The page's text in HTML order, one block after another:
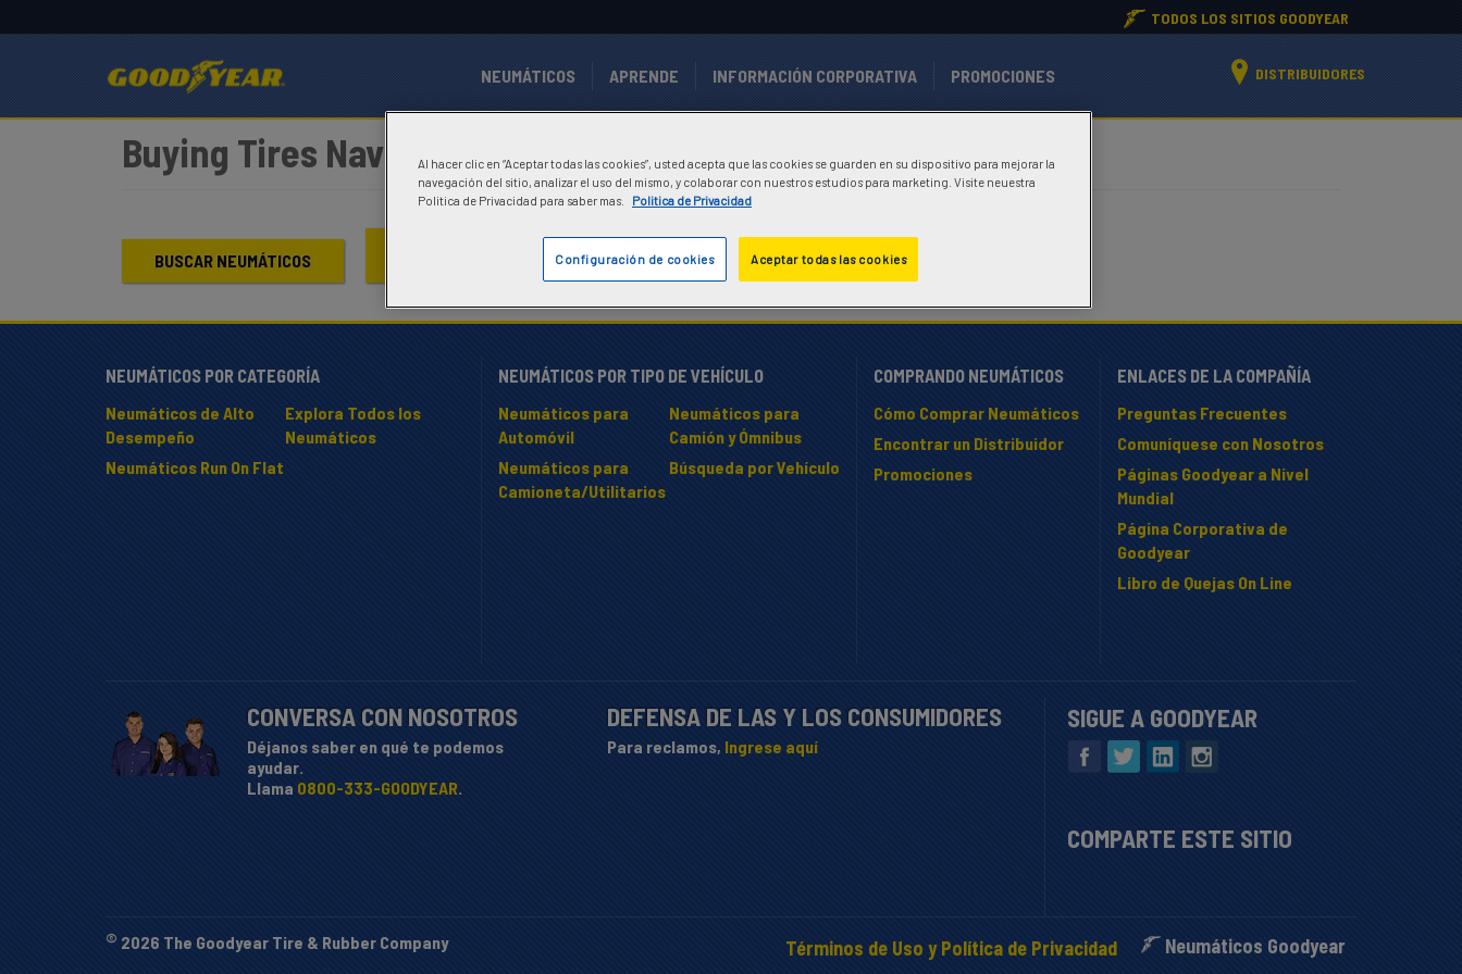
TODOS LOS SITIOS GOODYEAR
NEUMÁTICOS APRENDE INFORMACIÓN CORPORATIVA PROMOCIONES DISTRIBUIDORES
Buying Tires Nav
BUSCAR NEUMÁTICOS
ENCONTRAR DISTRIBUIDORES
NEUMÁTICOS POR CATEGORÍA
Neumáticos de Alto
Desempeño
Neumáticos Run On Flat
Explora Todos los
Neumáticos
NEUMÁTICOS POR TIPO DE VEHÍCULO
Neumáticos para
Automóvil
Neumáticos para
Camioneta/Utilitarios
Neumáticos para
Camión y Ómnibus
Búsqueda por Vehículo
COMPRANDO NEUMÁTICOS
Cómo Comprar Neumáticos
Encontrar un Distribuidor
Promociones
ENLACES DE LA COMPAÑÍA
Preguntas Frecuentes
Comuníquese con Nosotros
Páginas Goodyear a Nivel
Mundial
Página Corporativa de
Goodyear
Libro de Quejas On Line
CONVERSA CON NOSOTROS
Déjanos saber en qué te podemos
ayudar.
Llama 0800-333-GOODYEAR.
DEFENSA DE LAS Y LOS CONSUMIDORES
Para reclamos, Ingrese aquí
SIGUE A GOODYEAR
COMPARTE ESTE SITIO
© 2026 The Goodyear Tire & Rubber Company Neumáticos Goodyear
Términos de Uso y Política de Privacidad
Al hacer clic en “Aceptar todas las cookies”, usted acepta que las cookies se guarden en su dispositivo para mejorar la
navegación del sitio, analizar el uso del mismo, y colaborar con nuestros estudios para marketing. Visite neuestra
Politica de Privacidad para saber mas.
Politica de Privacidad
Aceptar todas las cookies
Configuración de cookies